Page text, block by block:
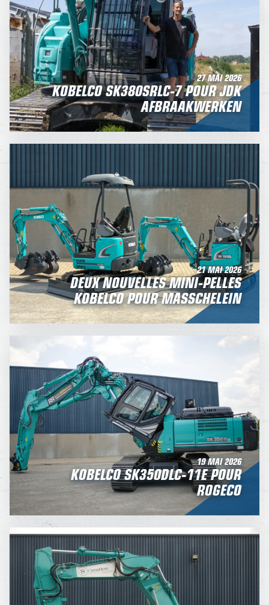
27 MAI 2026
KOBELCO SK380SRLC-7 POUR JDK
AFBRAAKWERKEN
21 MAI 2026
DEUX NOUVELLES MINI-PELLES
KOBELCO POUR MASSCHELEIN
19 MAI 2026
KOBELCO SK350DLC‑11E POUR
ROGECO